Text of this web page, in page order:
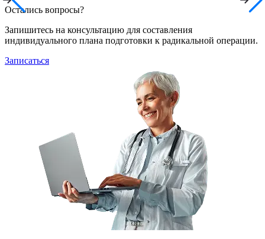
Остались вопросы?
Запишитесь на консультацию для составления
индивидуального плана подготовки к радикальной операции.
Записаться